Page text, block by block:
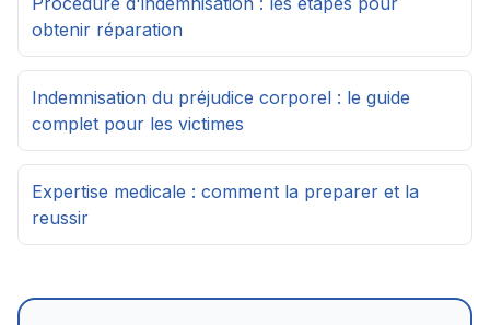
obtenir réparation
Indemnisation du préjudice corporel : le guide
complet pour les victimes
Expertise medicale : comment la preparer et la
reussir